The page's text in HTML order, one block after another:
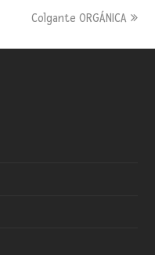
next
Colgante ORGÁNICA